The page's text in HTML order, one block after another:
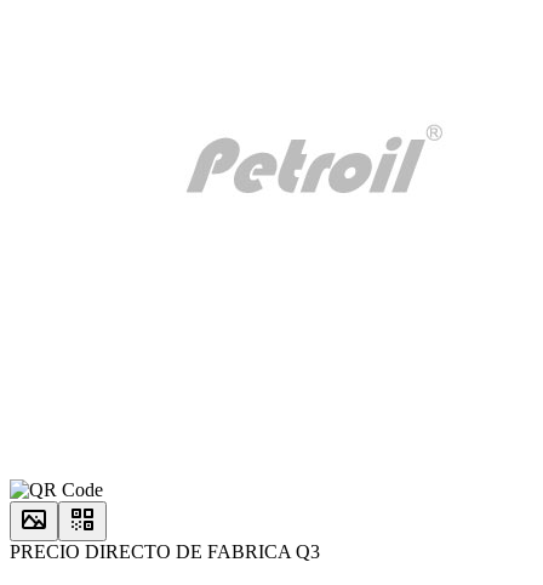
PRECIO DIRECTO DE FABRICA Q3